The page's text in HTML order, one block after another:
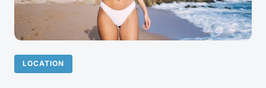
LOCATION